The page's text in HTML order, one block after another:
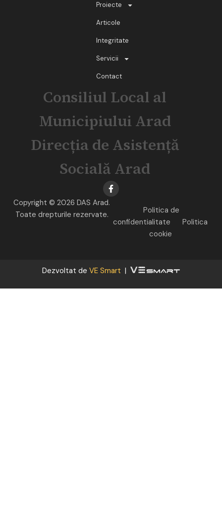
Proiecte
Articole
Integritate
Servicii
Contact
Consiliul Local al
Municipiului Arad
Direcția de Asistență
Socială Arad
Copyright © 2026 DAS Arad.
Toate drepturile rezervate.
Politica de
confidentialitate
Politica
cookie
Dezvoltat de VE Smart |